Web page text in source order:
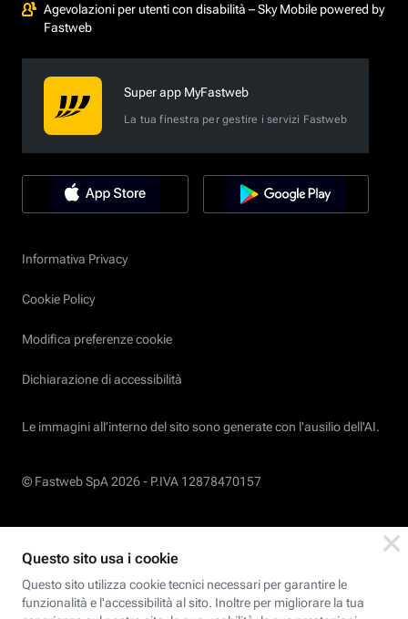
Agevolazioni per utenti con disabilità – Sky Mobile powered by
Fastweb
Super app MyFastweb
La tua finestra per gestire i servizi Fastweb
Informativa Privacy
Cookie Policy
Modifica preferenze cookie
Dichiarazione di accessibilità
Le immagini all’interno del sito sono generate con l'ausilio dell'AI.
© Fastweb SpA 2026 - P.IVA 12878470157